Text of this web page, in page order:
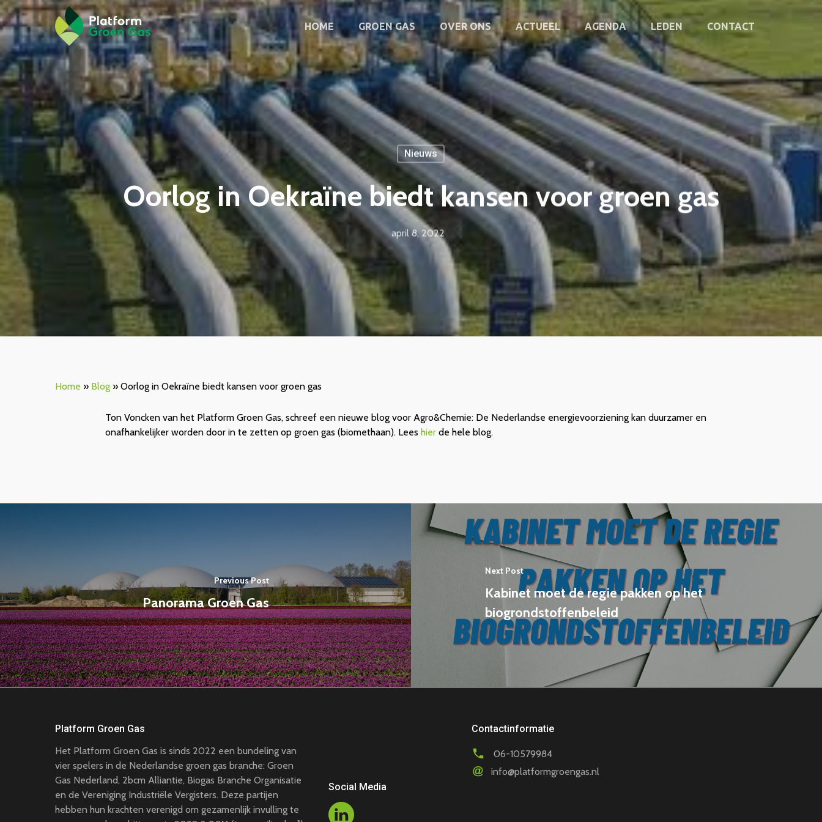
HOME GROEN GAS OVER ONS ACTUEEL AGENDA LEDEN CONTACT
Nieuws
Oorlog in Oekraïne biedt kansen voor groen gas
april 8, 2022
Home » Blog » Oorlog in Oekraïne biedt kansen voor groen gas
Ton Voncken van het Platform Groen Gas, schreef een nieuwe blog voor Agro&Chemie: De Nederlandse energievoorziening kan duurzamer en
onafhankelijker worden door in te zetten op groen gas (biomethaan). Lees hier de hele blog.
Previous Post
Panorama Groen Gas
Next Post
Kabinet moet de regie pakken op het
biogrondstoffenbeleid
Platform Groen Gas
Het Platform Groen Gas is sinds 2022 een bundeling van
vier spelers in de Nederlandse groen gas branche: Groen
Gas Nederland, 2bcm Alliantie, Biogas Branche Organisatie
en de Vereniging Industriële Vergisters. Deze partijen
hebben hun krachten verenigd om gezamenlijk invulling te
Contactinformatie
06-10579984
info@platformgroengas.nl
Social Media